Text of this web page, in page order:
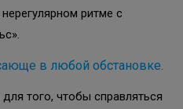
ритме с
в любой обстановке.
того, чтобы справляться